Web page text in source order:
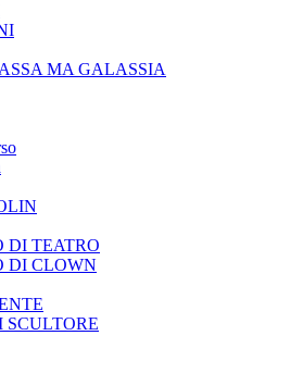
MA GALASSIA
DI TEATRO
DI CLOWN
SCULTORE